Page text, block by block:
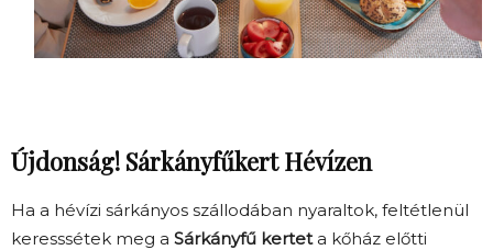
Újdonság! Sárkányfűkert Hévízen
Ha a hévízi sárkányos szállodában nyaraltok, feltétlenül
keresssétek meg a Sárkányfű kerteta kőház előtti